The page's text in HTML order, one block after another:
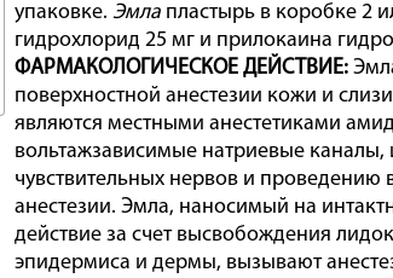
упаковке. Эмла пластырь в коробке 2
гидрохлорид 25 мг и прилокаина
ФАРМАКОЛОГИЧЕСКОЕ ДЕЙСТВИЕ:
поверхностной анестезии кожи и
являются местными анестетиками
вольтажзависимые натриевые каналы,
чувствительных нервов и
анестезии. Эмла, наносимый на
действие за счет высвобождения
эпидермиса и дермы, вызывают